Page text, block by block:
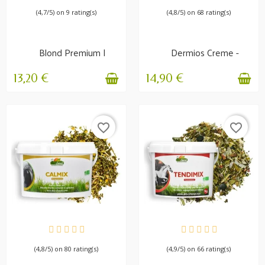
(4,7/5) on 9 rating(s)
Blond Premium |
Nährender Balsam
13,20 €
(4,8/5) on 68 rating(s)
Dermios Creme -
Juckreiz im Sommer
14,90 €
VERFÜGBAR
favorite_border
(4,8/5) on 80 rating(s)
VERFÜGBAR
favorite_border
(4,9/5) on 66 rating(s)